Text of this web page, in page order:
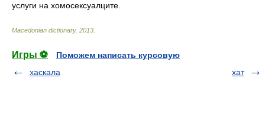
услуги на хомосексуалците.
Macedonian dictionary. 2013
Игры ⚽
Поможем написать курсовую
хаскала
хат